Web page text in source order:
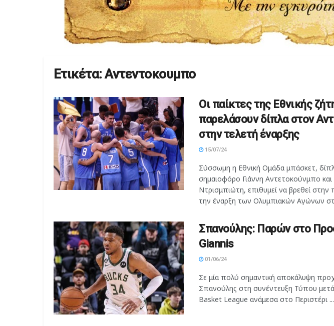
Ετικέτα:Αντεντοκουμπο
Οι παίκτες της Εθνικής
παρελάσουν δίπλα στον
στην τελετή έναρξης
15/07/24
Σύσσωμη η Εθνική Ομάδα μπάσκετ,
σημαιοφόρο Γιάννη Αντετοκούνμπο και
Ντρισμπιώτη, επιθυμεί να βρεθεί στην
την έναρξη των Ολυμπιακών Αγώνων
Σπανούλης: Παρών στο
Giannis
01/06/24
Σε μία πολύ σημαντική αποκάλυψη
Σπανούλης στη συνέντευξη Τύπου μετά
Basket League ανάμεσα στο Περιστέρι ...